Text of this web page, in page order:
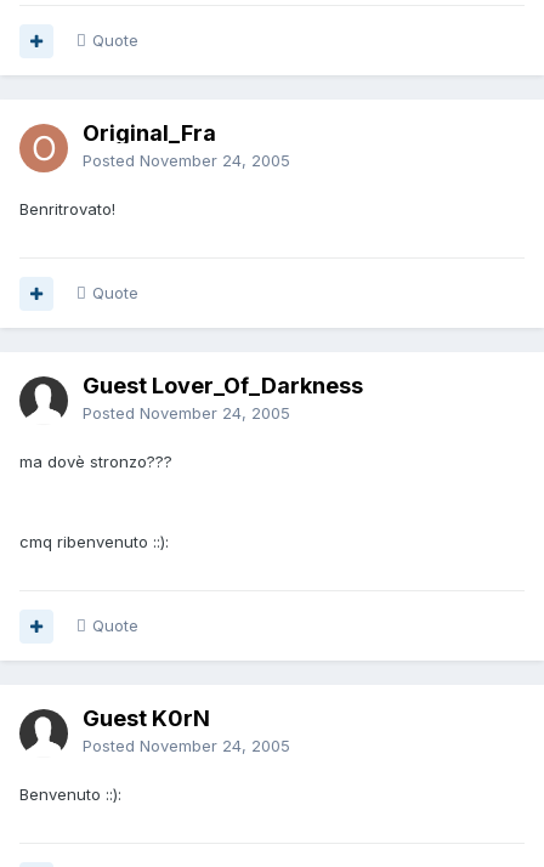
Quote
Original_Fra
Posted November 24, 2005
Benritrovato!
Quote
Guest Lover_Of_Darkness
Posted November 24, 2005
ma dovè stronzo???
cmq ribenvenuto ::):
Quote
Guest K0rN
Posted November 24, 2005
Benvenuto ::):